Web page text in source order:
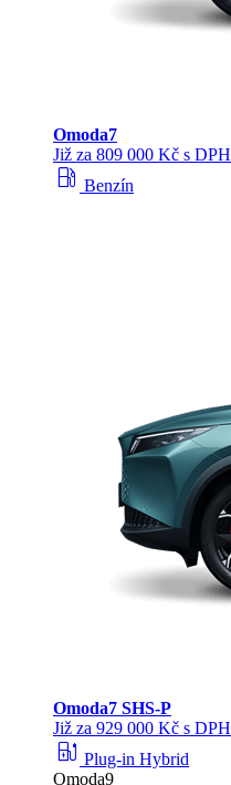
Omoda7
Již za 809 000 Kč s DPH
local_gas_station Benzín
Omoda7 SHS-P
Již za 929 000 Kč s DPH
ev_station Plug-in Hybrid
Omoda9